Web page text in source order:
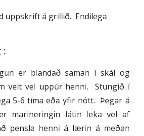
uppskrift á grillið. Endilega
:
er blandað saman í skál og
velt vel uppúr henni. Stungið í
5-6 tíma eða yfir nótt. Þegar á
marineringin látin leka vel af
pensla henni á lærin á meðan